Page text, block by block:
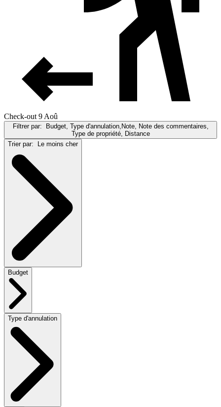
Check-out 9 Aoû
Filtrer par: Budget, Type d'annulation,Note, Note des commentaires,
Type de propriété, Distance
Trier par: Le moins cher
Budget
Type d'annulation